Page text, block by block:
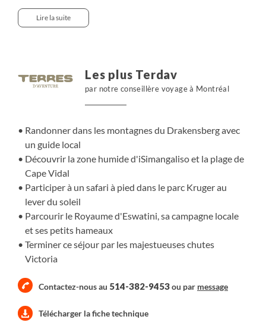
Elles sont situées sur le fleuve Zambèze, qui constitue à
cet endroit la frontière entre la Zambie, à proximité de la
Botswana ou sur la région du Cap. Tout est possible!
Lire la suite
Les plus Terdav
par notre conseillère voyage à Montréal
Randonner dans les montagnes du Drakensberg avec
un guide local
Découvrir la zone humide d'iSimangaliso et la plage de
Cape Vidal
Participer à un safari à pied dans le parc Kruger au
lever du soleil
Parcourir le Royaume d'Eswatini, sa campagne locale
et ses petits hameaux
Terminer ce séjour par les majestueuses chutes
Victoria
Contactez-nous au 514-382-9453ou par message
Télécharger la fiche technique